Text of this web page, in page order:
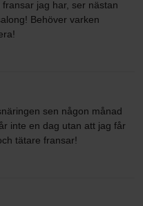
jag har, ser nästan
Behöver varken
sen någon månad
inte en dag utan att jag får
tätare fransar!